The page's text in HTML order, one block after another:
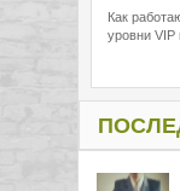
Как
уровни VIP